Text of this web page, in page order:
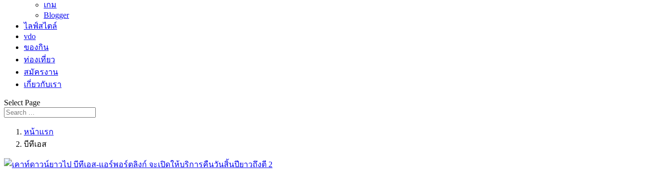
เกม
Blogger
ไลฟ์สไตล์
vdo
ของกิน
ท่องเที่ยว
สมัครงาน
เกี่ยวกับเรา
Select Page
หน้าแรก
บีทีเอส